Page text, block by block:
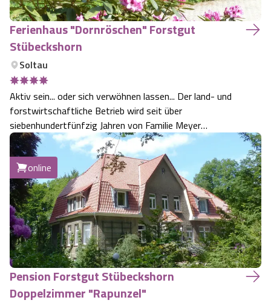
Ferienhaus "Dornröschen" Forstgut
Stübeckshorn
Soltau
Aktiv sein... oder sich verwöhnen lassen... Der land- und
forstwirtschaftliche Betrieb wird seit über
siebenhundertfünfzig Jahren von Familie Meyer
bewirtschaftet. Die Haupterwerbszweige sind die
Forstwirtschaft und der Gästebetrieb. Die Ackerflächen
und Ställe sind verpachtet Unser familiengere…
online
Pension Forstgut Stübeckshorn
Doppelzimmer "Rapunzel"